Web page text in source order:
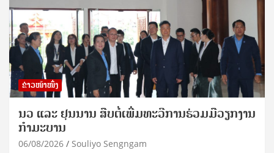
ຂ່າວໜ້າໜຶ່ງ
ນວ ແລະ ຢຸນນານ ສືບຕໍ່ເພີ່ມທະວີການຮ່ວມມືວຽກງານ
ກຳມະບານ
06/08/2026 Souliyo Sengngam